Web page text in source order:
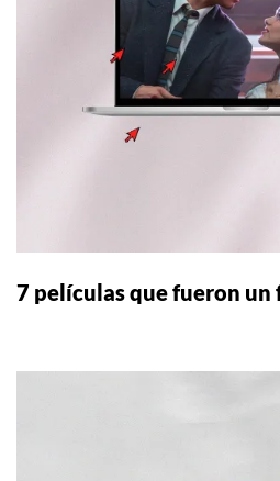
7 películas que fueron un